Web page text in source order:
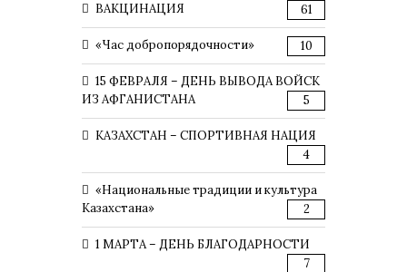
ВАКЦИНАЦИЯ 61
«Час добропорядочности» 10
15 ФЕВРАЛЯ – ДЕНЬ ВЫВОДА ВОЙСК
ИЗ АФГАНИСТАНА
5
КАЗАХСТАН – СПОРТИВНАЯ НАЦИЯ
4
«Национальные традиции и культура
Казахстана»
2
1 МАРТА – ДЕНЬ БЛАГОДАРНОСТИ
7